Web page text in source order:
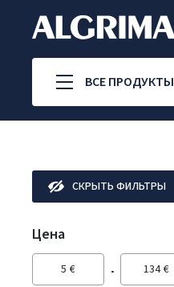
ВСЕ ПРОДУКТЫ
СКРЫТЬ ФИЛЬТРЫ
Цена
5 € 134 €